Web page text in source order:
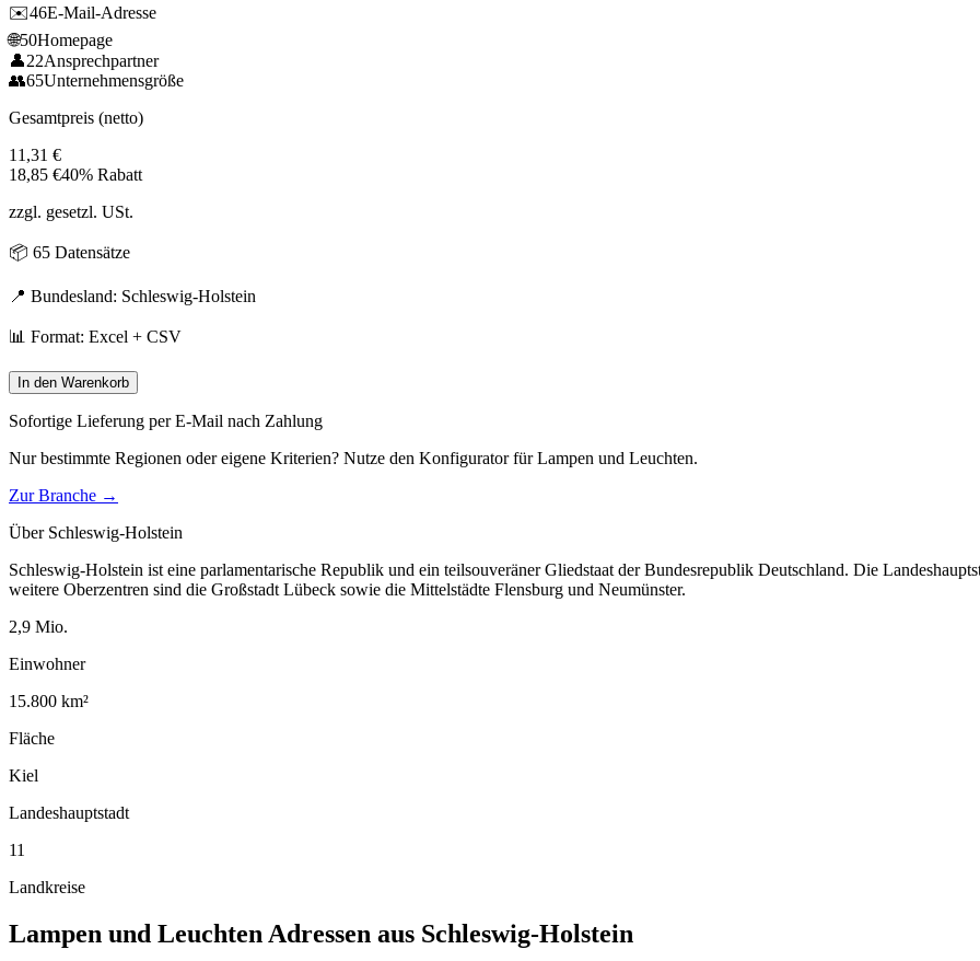
✉️46E-Mail-Adresse
🌐50Homepage
👤22Ansprechpartner
👥65Unternehmensgröße
Gesamtpreis (netto)
11,31 €
18,85 €40% Rabatt
zzgl. gesetzl. USt.
📦 65 Datensätze
📍 Bundesland: Schleswig-Holstein
📊 Format: Excel + CSV
In den Warenkorb
Sofortige Lieferung per E-Mail nach Zahlung
Nur bestimmte Regionen oder eigene Kriterien? Nutze den Konfigurator fürLampen und Leuchten.
Zur Branche →
Über Schleswig-Holstein
Schleswig-Holstein ist eine parlamentarische Republik und ein teilsouveräner Gliedstaat der Bundesrepublik Deutschland. Die
weitere Oberzentren sind die Großstadt Lübeck sowie die Mittelstädte Flensburg und Neumünster.
2,9 Mio.
Einwohner
15.800 km²
Fläche
Kiel
Landeshauptstadt
11
Landkreise
Lampen und Leuchten Adressen aus Schleswig-Holstein